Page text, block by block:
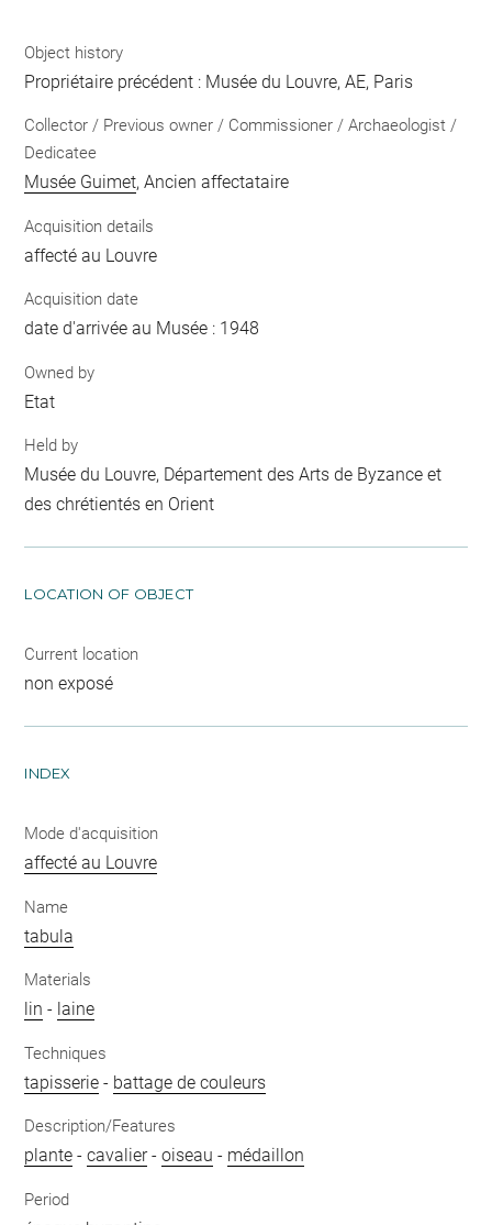
Object history
Propriétaire précédent : Musée du Louvre, AE, Paris
Collector / Previous owner / Commissioner / Archaeologist /
Dedicatee
Musée Guimet, Ancien affectataire
Acquisition details
affecté au Louvre
Acquisition date
date d'arrivée au Musée : 1948
Owned by
Etat
Held by
Musée du Louvre, Département des Arts de Byzance et
des chrétientés en Orient
LOCATION OF OBJECT
Current location
non exposé
INDEX
Mode d'acquisition
affecté au Louvre
Name
tabula
Materials
lin - laine
Techniques
tapisserie - battage de couleurs
Description/Features
plante -cavalier-oiseau - médaillon
Period